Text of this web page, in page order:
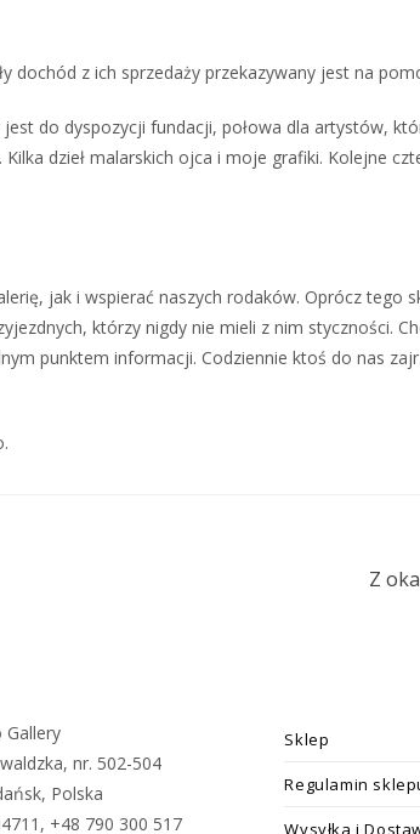
dochód z ich sprzedaży przekazywany jest na
jest do dyspozycji fundacji, połowa dla artystów,
dzieł malarskich ojca i moje grafiki. Kolejne
jak i wspierać naszych rodaków. Oprócz tego
którzy nigdy nie mieli z nim styczności.
punktem informacji. Codziennie ktoś do nas
Z
Gallery
nr. 502-504
Polska
+48 790 300 517
Sklep
Regulamin
Wysyłka i